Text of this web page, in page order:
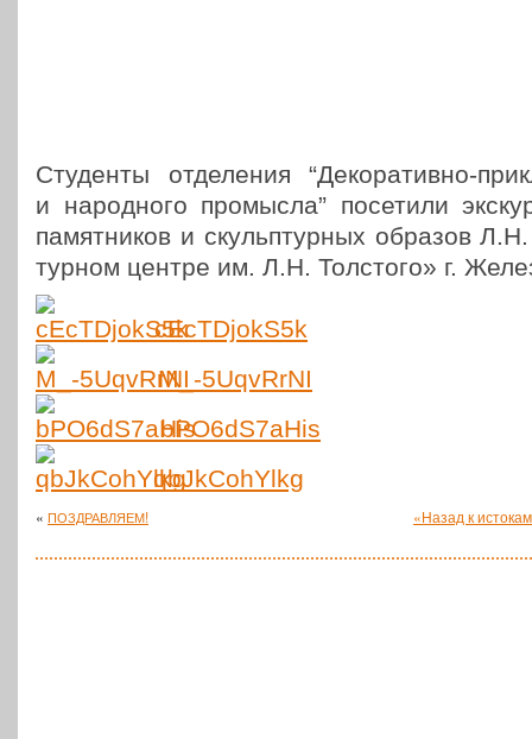
Сту­ден­ты отде­ле­ния “Деко­ра­тив­но-
и народ­но­го про­мыс­ла” посе­ти­ли
памят­ни­ков и скульп­тур­ных образов
тур­ном центре им. Л.Н. Тол­сто­го» г.
cEcTDjokS5k
M_-5UqvRrNI
bPO6dS7aHis
qbJkCohYlkg
« ПОЗДРАВЛЯЕМ! «Назад к